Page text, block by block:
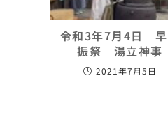
令和3年7月4日
振祭 湯立神事
2021年7月5日